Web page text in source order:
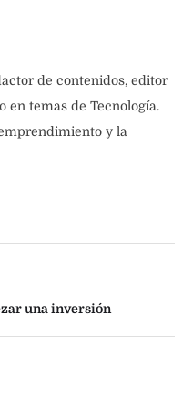
de contenidos, editor
en temas de Tecnología.
y la
una inversión